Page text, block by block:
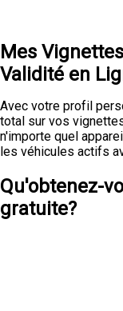
Mes
Validité en
Avec votre profil
total sur vos
n'importe quel
les véhicules actifs
Qu'obtenez-
gratuite?